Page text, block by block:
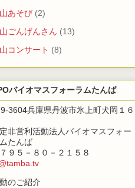
あそび (2)
ごんげんさん (13)
コンサート (8)
バイオマスフォーラムたんば
3604兵庫県丹波市氷上町犬岡１６
非営利活動法人バイオマスフォー
たんば
９５－８０－２１５８
のご紹介